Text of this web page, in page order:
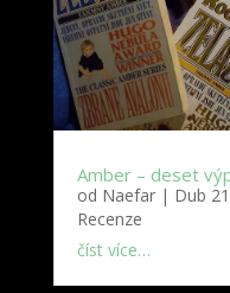
Amber – deset
od Naefar| Dub
Recenze
číst více…